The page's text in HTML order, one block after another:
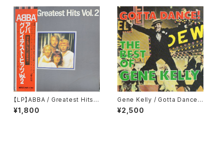
【LP】ABBA / Greatest Hits V
ol. 2
¥1,800
Gene Kelly / Gotta Dance:
Best of [Import]
¥2,500